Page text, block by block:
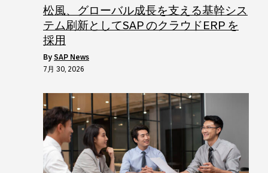
松風、グローバル成長を支える基幹シス
テム刷新としてSAP のクラウドERP を
採用
by SAP News
7月 30, 2026